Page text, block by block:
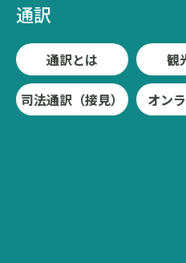
通訳
通訳とは 観
司法通訳（接見） オン